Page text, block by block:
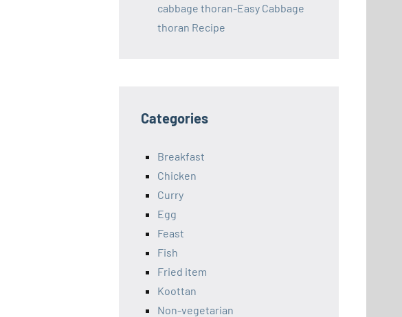
cabbage thoran-Easy Cabbage
thoran Recipe
Categories
Breakfast
Chicken
Curry
Egg
Feast
Fish
Fried item
Koottan
Non-vegetarian